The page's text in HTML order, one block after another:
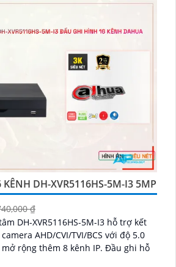
DH-XVR5116HS-5M-I3 5MP
₫
DH-XVR5116HS-5M-I3 hỗ trợ kết
AHD/CVI/TVI/BCS với độ 5.0
thêm 8 kênh IP. Đầu ghi hỗ